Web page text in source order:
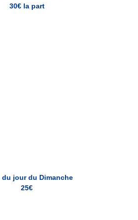
30€ la part
du jour du Dimanche
25€